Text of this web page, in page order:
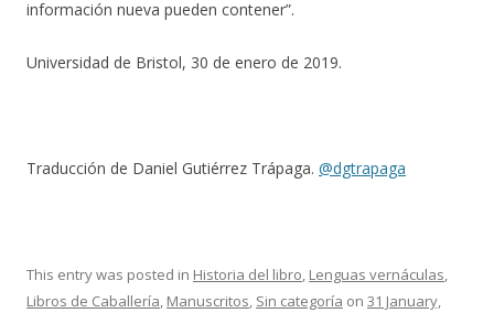
información nueva pueden contener”.
Universidad de Bristol, 30 de enero de 2019.
Traducción de Daniel Gutiérrez Trápaga. @dgtrapaga
This entry was posted in Historia del libro, Lenguas vernáculas,
Libros de Caballería, Manuscritos, Sin categoría on 31 January,